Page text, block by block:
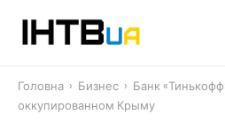
Головна › Бизнес › Банк
оккупированном Крыму